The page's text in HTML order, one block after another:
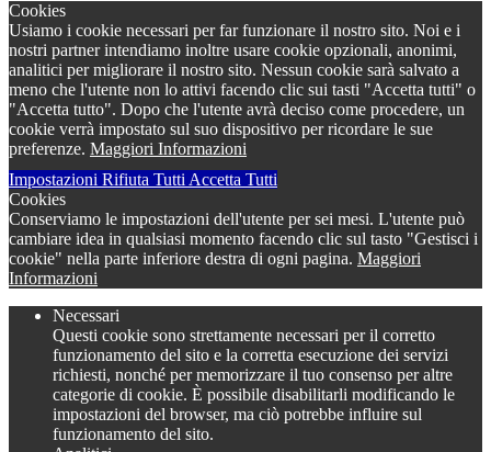
Cookies
Usiamo i cookie necessari per far funzionare il nostro sito. Noi e i
nostri partner intendiamo inoltre usare cookie opzionali, anonimi,
analitici per migliorare il nostro sito. Nessun cookie sarà salvato a
meno che l'utente non lo attivi facendo clic sui tasti "Accetta tutti" o
"Accetta tutto". Dopo che l'utente avrà deciso come procedere, un
cookie verrà impostato sul suo dispositivo per ricordare le sue
preferenze. Maggiori Informazioni
Impostazioni Rifiuta TuttiAccetta Tutti
Cookies
Conserviamo le impostazioni dell'utente per sei mesi. L'utente può
cambiare idea in qualsiasi momento facendo clic sul tasto "Gestisci i
cookie" nella parte inferiore destra di ogni pagina. Maggiori
Informazioni
Necessari
Questi cookie sono strettamente necessari per il corretto
funzionamento del sito e la corretta esecuzione dei servizi
richiesti, nonché per memorizzare il tuo consenso per altre
categorie di cookie. È possibile disabilitarli modificando le
impostazioni del browser, ma ciò potrebbe influire sul
funzionamento del sito.